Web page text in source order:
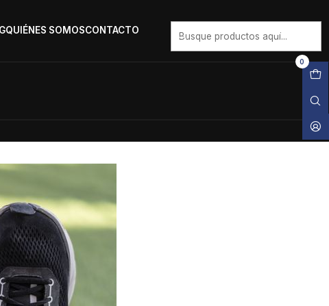
QUIÉNES SOMOSCONTACTO
0